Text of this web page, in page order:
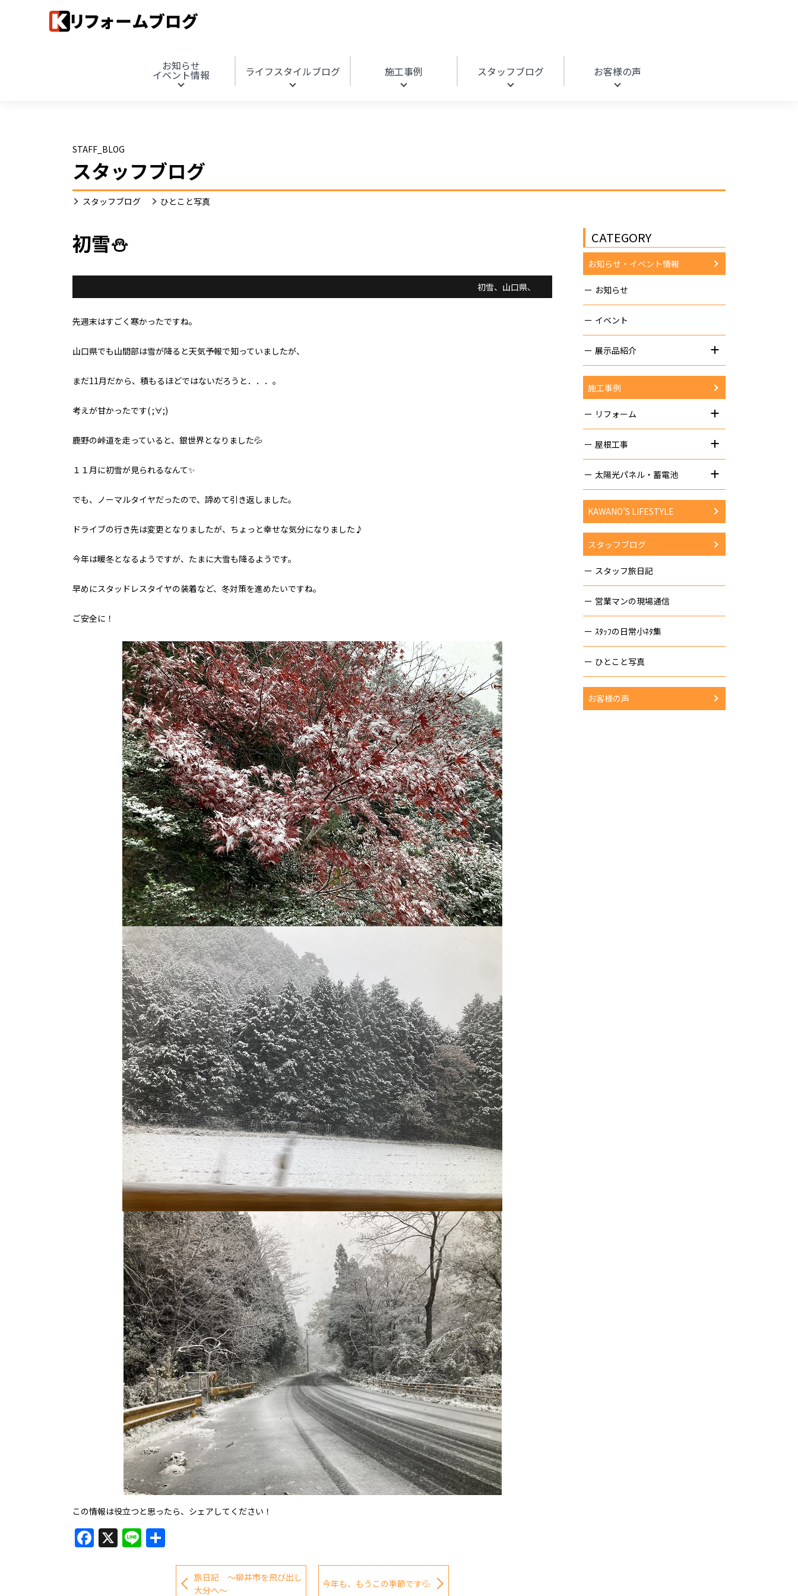
お知らせ
イベント情報 ライフスタイルブログ 施工事例 スタッフブログ お客様の声
STAFF_BLOG
スタッフブログ
スタッフブログ ひとこと写真
初雪⛄
初雪、山口県、
先週末はすごく寒かったですね。
山口県でも山間部は雪が降ると天気予報で知っていましたが、
まだ11月だから、積もるほどではないだろうと．．．。
考えが甘かったです( ;∀;)
鹿野の峠道を走っていると、銀世界となりました💦
１１月に初雪が見られるなんて✨
でも、ノーマルタイヤだったので、諦めて引き返しました。
ドライブの行き先は変更となりましたが、ちょっと幸せな気分になりました♪
今年は暖冬となるようですが、たまに大雪も降るようです。
早めにスタッドレスタイヤの装着など、冬対策を進めたいですね。
ご安全に！
この情報は役立つと思ったら、シェアしてください！
Facebook
X Line
旅日記 ～柳井市を飛び出し
大分へ～
今年も、もうこの季節です💦
CATEGORY
お知らせ・イベント情報
お知らせ
イベント
展示品紹介
施工事例
リフォーム
屋根工事
太陽光パネル・蓄電池
KAWANO’S LIFESTYLE
スタッフブログ
スタッフ旅日記
営業マンの現場通信
ｽﾀｯﾌの日常小ﾈﾀ集
ひとこと写真
お客様の声